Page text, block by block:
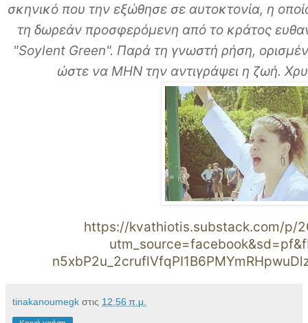
σκηνικό που την εξώθησε σε αυτοκτονία, η
τη δωρεάν προσφερόμενη από το κράτος
"Soylent Green". Παρά τη γνωστή ρήση,
ώστε να ΜΗΝ την αντιγράψει η ζωή.
https://kvathiotis.substack.com/p/
tinakanoumegk στις 12:56 π.μ.